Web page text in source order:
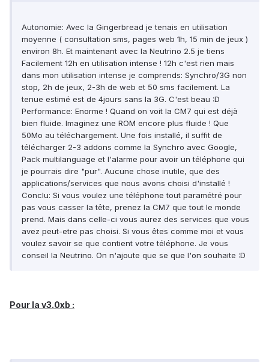
Autonomie: Avec la Gingerbread je tenais en utilisation
moyenne ( consultation sms, pages web 1h, 15 min de jeux )
environ 8h. Et maintenant avec la Neutrino 2.5 je tiens
Facilement 12h en utilisation intense ! 12h c'est rien mais
dans mon utilisation intense je comprends: Synchro/3G non
stop, 2h de jeux, 2-3h de web et 50 sms facilement. La
tenue estimé est de 4jours sans la 3G. C'est beau :D
Performance: Enorme ! Quand on voit la CM7 qui est déjà
bien fluide. Imaginez une ROM encore plus fluide ! Que
50Mo au téléchargement. Une fois installé, il suffit de
télécharger 2-3 addons comme la Synchro avec Google,
Pack multilanguage et l'alarme pour avoir un téléphone qui
je pourrais dire "pur". Aucune chose inutile, que des
applications/services que nous avons choisi d'installé !
Conclu: Si vous voulez une téléphone tout paramétré pour
pas vous casser la tête, prenez la CM7 que tout le monde
prend. Mais dans celle-ci vous aurez des services que vous
avez peut-etre pas choisi. Si vous êtes comme moi et vous
voulez savoir se que contient votre téléphone. Je vous
conseil la Neutrino. On n'ajoute que se que l'on souhaite :D
Pour la v3.0xb :